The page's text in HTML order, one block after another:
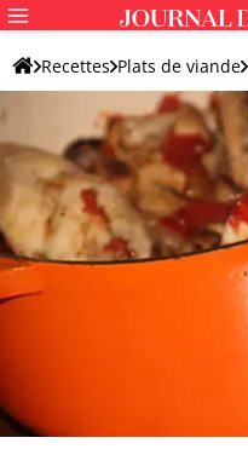
Recettes Plats de viande